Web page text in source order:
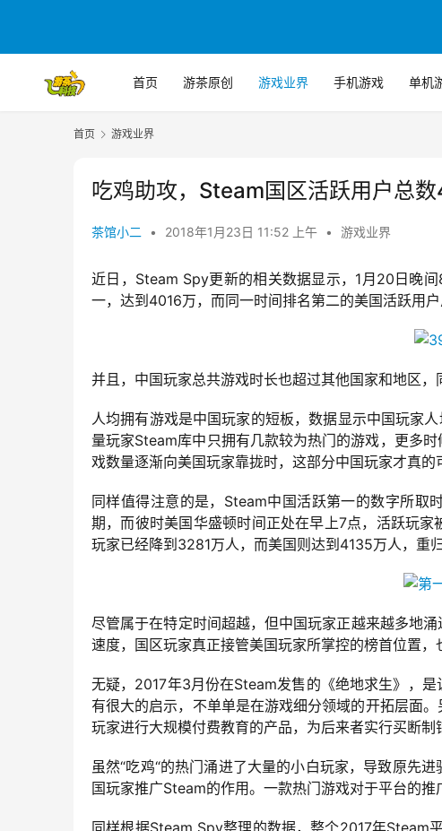
首页 游茶原创 游戏业界 手机游戏 单机
首页 游戏业界
吃鸡助攻，Steam国区活跃用户总
茶馆小二 • 2018年1月23日 11:52 上午 • 游戏业界
近日，Steam Spy更新的相关数据显示，1月20日晚
一，达到4016万，而同一时间排名第二的美国活跃用户
并且，中国玩家总共游戏时长也超过其他国家和地区，
人均拥有游戏是中国玩家的短板，数据显示中国玩家
量玩家Steam库中只拥有几款较为热门的游戏，更多
戏数量逐渐向美国玩家靠拢时，这部分中国玩家才真的
同样值得注意的是，Steam中国活跃第一的数字所取
期，而彼时美国华盛顿时间正处在早上7点，活跃玩
玩家已经降到3281万人，而美国则达到4135万人，重归
尽管属于在特定时间超越，但中国玩家正越来越多地
速度，国区玩家真正接管美国玩家所掌控的榜首位置，
无疑，2017年3月份在Steam发售的《绝地求生》，
有很大的启示，不单单是在游戏细分领域的开拓层面
玩家进行大规模付费教育的产品，为后来者实行买断制
虽然“吃鸡“的热门涌进了大量的小白玩家，导致原先
国玩家推广Steam的作用。一款热门游戏对于平台的推